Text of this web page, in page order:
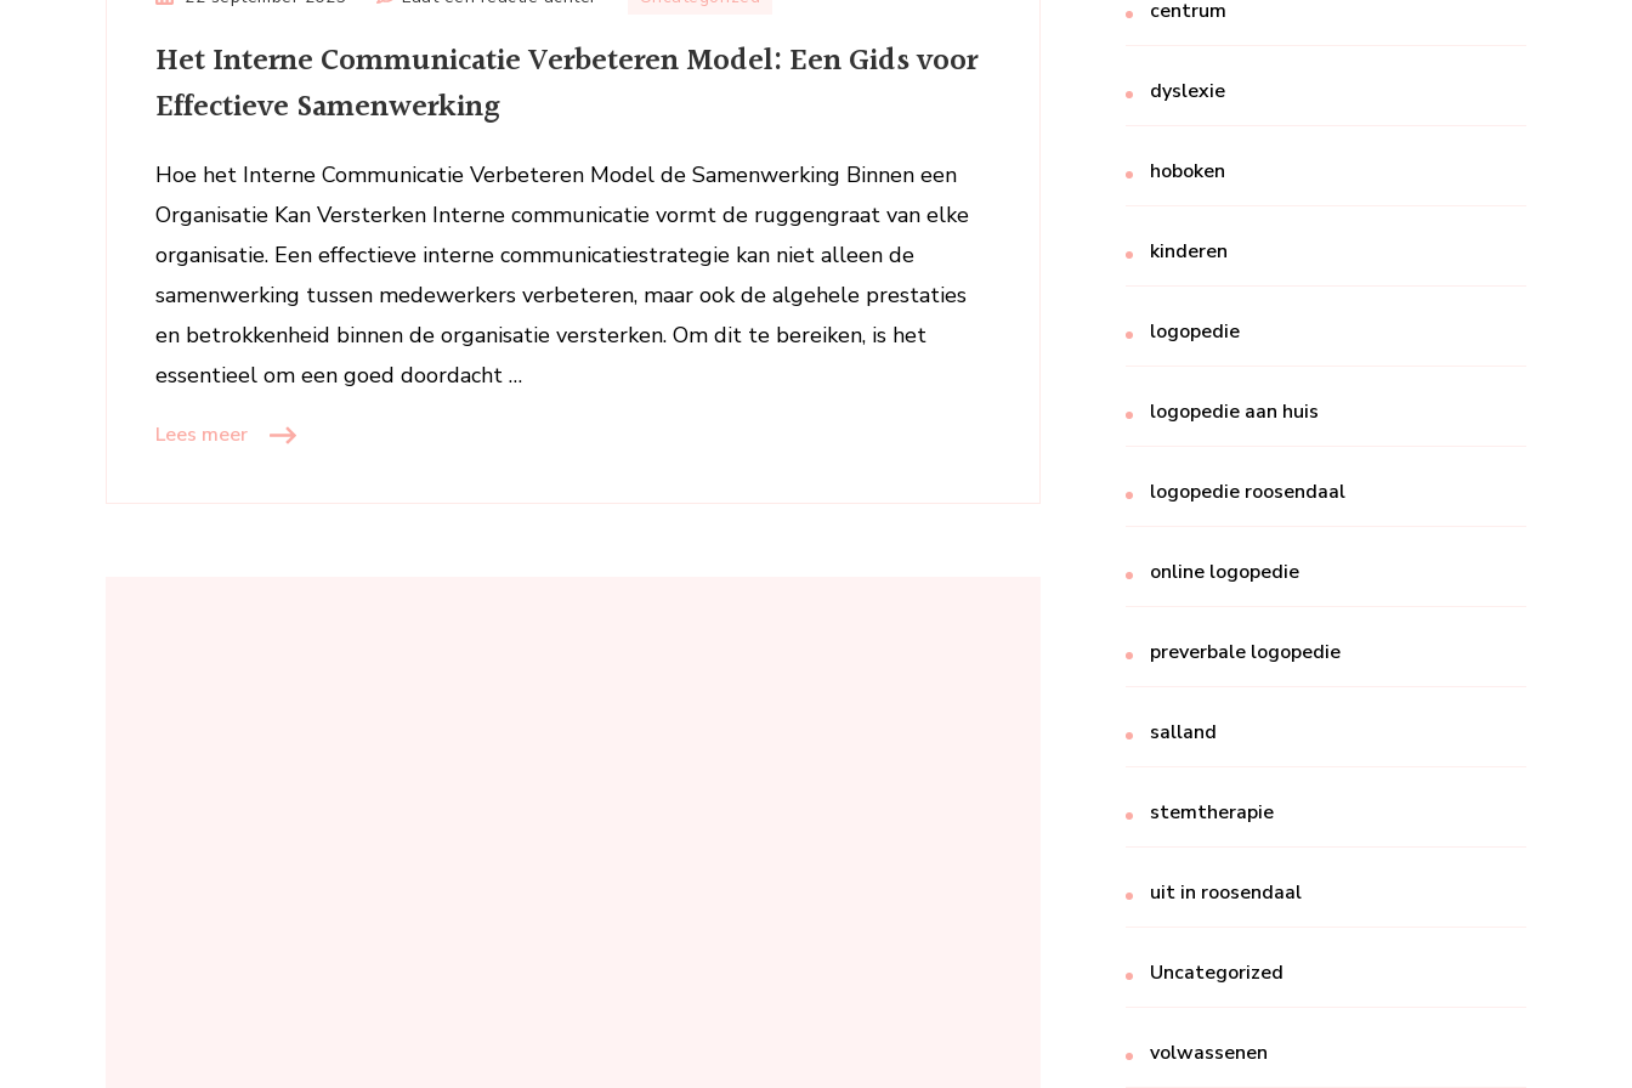
Interne
Een
Gids
voor
Samenwerking
Het Interne Communicatie Verbeteren Model: Een Gids voor
Effectieve Samenwerking
Hoe het Interne Communicatie Verbeteren Model de Samenwerking Binnen een
Organisatie Kan Versterken Interne communicatie vormt de ruggengraat van elke
organisatie. Een effectieve interne communicatiestrategie kan niet alleen de
samenwerking tussen medewerkers verbeteren, maar ook de algehele prestaties
en betrokkenheid binnen de organisatie versterken. Om dit te bereiken, is het
essentieel om een goed doordacht …
Lees meer
centrum
dyslexie
hoboken
kinderen
logopedie
logopedie aan huis
logopedie roosendaal
online logopedie
preverbale logopedie
salland
stemtherapie
uit in roosendaal
Uncategorized
volwassenen